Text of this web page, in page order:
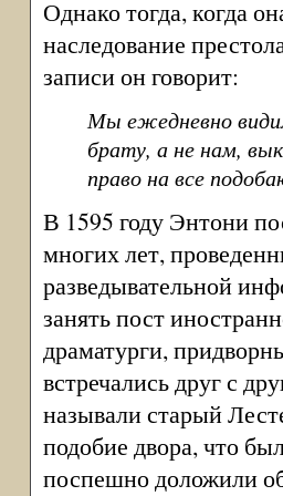
Однако тогда, когда
наследование
записи он говорит:
Мы ежедневно
брату, а не нам,
право на все
В 1595 году Энтони
многих лет,
разведывательной
занять пост
драматурги,
встречались друг с
называли старый
подобие двора, что
поспешно доложили